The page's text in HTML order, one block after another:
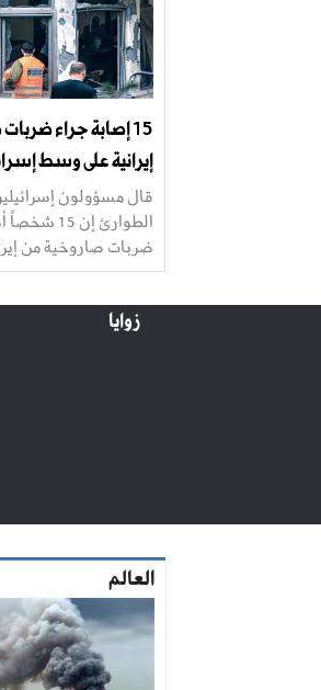
15 إصابة جراء
إيرانية على وسط
قال مسؤولون
الطوارئ إن
ضربات صاروخية من
زوايا
العالم